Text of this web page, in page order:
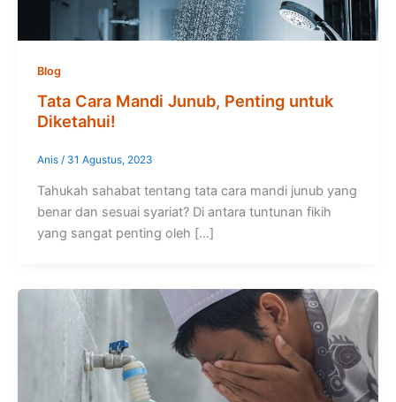
Blog
Tata Cara Mandi Junub, Penting untuk
Diketahui!
Anis / 31 Agustus, 2023
Tahukah sahabat tentang tata cara mandi junub yang
benar dan sesuai syariat? Di antara tuntunan fikih
yang sangat penting oleh […]